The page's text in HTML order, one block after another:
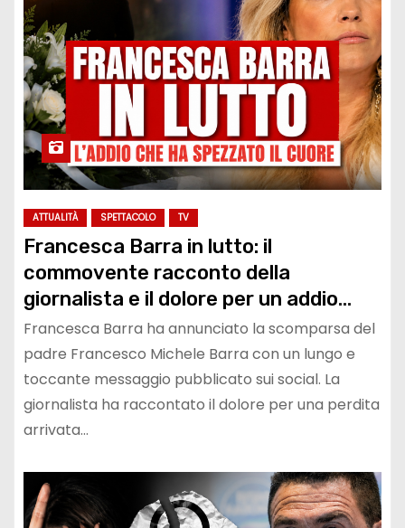
ATTUALITÀ SPETTACOLO TV
Francesca Barra in lutto: il
commovente racconto della
giornalista e il dolore per un addio
arrivato troppo in fretta
Francesca Barra ha annunciato la scomparsa del
padre Francesco Michele Barra con un lungo e
toccante messaggio pubblicato sui social. La
giornalista ha raccontato il dolore per una perdita
arrivata…